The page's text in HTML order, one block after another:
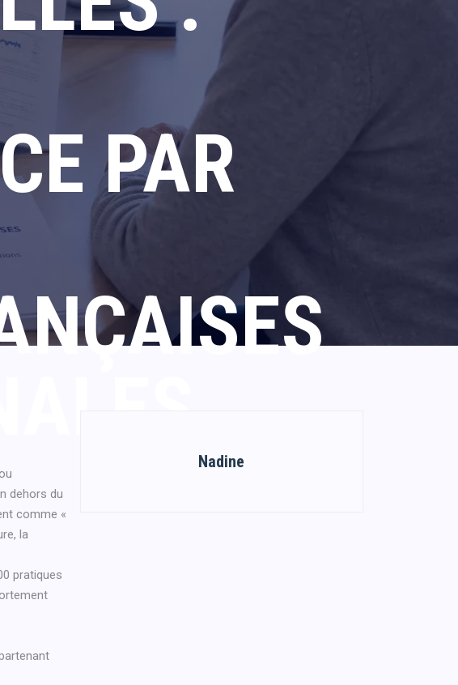
PAR
dehors du
comme «
la
pratiques
Nadine